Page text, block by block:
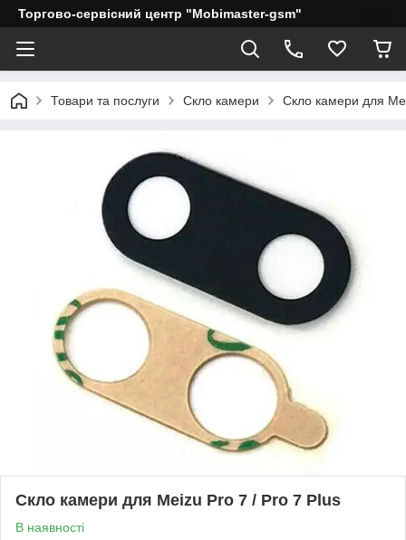
Торгово-сервісний центр "Mobimaster-gsm"
Товари та послуги Скло камери Скло камери для
Скло камери для Meizu Pro 7 / Pro 7 Plus
В наявності